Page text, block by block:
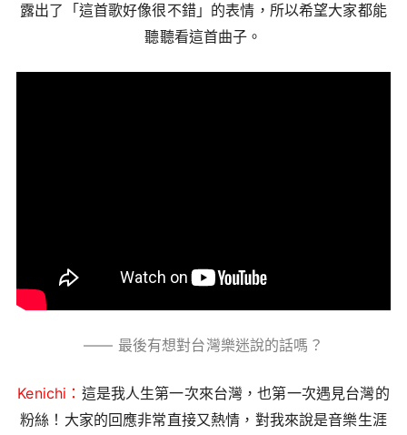
露出了「這首歌好像很不錯」的表情，所以希望大家都能
聽聽看這首曲子。
—— 最後有想對台灣樂迷說的話嗎？
Kenichi： 這是我人生第一次來台灣，也第一次遇見台灣的
粉絲！大家的回應非常直接又熱情，對我來說是音樂生涯